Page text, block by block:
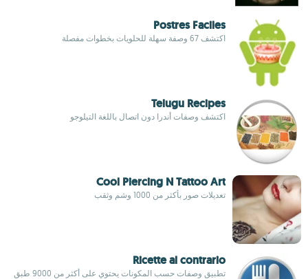
Postres Faciles
اكتشف 67 وصفة سهلة للحلويات بخطوات مفصلة
Telugu Recipes
اكتشف وصفات أندرا دون اتصال باللغة التيلوجو
Cool Piercing N Tattoo Art
تعديلات صور بأكثر من 1000 وشم وثقب
Ricette al contrario
تطبيق وصفات حسب المكونات يحتوي على أكثر من 9000 طبق